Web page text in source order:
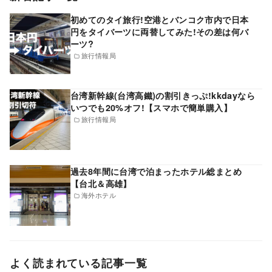
旅行情報局
初めてのタイ旅行!空港とバンコク市内で日本
円をタイバーツに両替してみた!その差は何バ
ーツ?
旅行情報局
台湾新幹線(台湾高鐵)の割引きっぷ!kkdayなら
いつでも20%オフ!【スマホで簡単購入】
海外ホテル
過去8年間に台湾で泊まったホテル総まとめ
【台北＆高雄】
よく読まれている記事一覧